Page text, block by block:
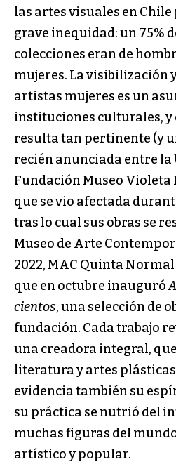
las artes visuales en
grave inequidad: un 75%
colecciones eran de
mujeres. La visibilización
artistas mujeres es un
instituciones culturales, y
resulta tan pertinente (y
recién anunciada entre la
Fundación Museo
que se vio afectada
tras lo cual sus obras se
Museo de Arte
2022, MAC Quinta Normal
que en octubre inauguró
cientos, una selección de
fundación. Cada trabajo
una creadora integral,
literatura y artes
evidencia también su
su práctica se nutrió del
muchas figuras del
artístico y popular.